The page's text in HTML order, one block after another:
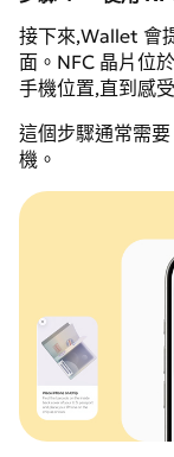
接下來,Wallet 會
面。NFC 晶片位
手機位置,直到感
這個步驟通常需
機。